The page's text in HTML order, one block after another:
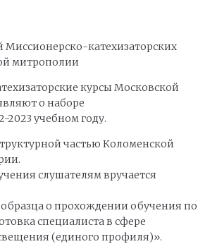
Миссионерско-катехизаторских
митрополии
курсы Московской
о наборе
2023 учебном году.
частью Коломенской
слушателям вручается
о прохождении обучения по
специалиста в сфере
(единого профиля)».